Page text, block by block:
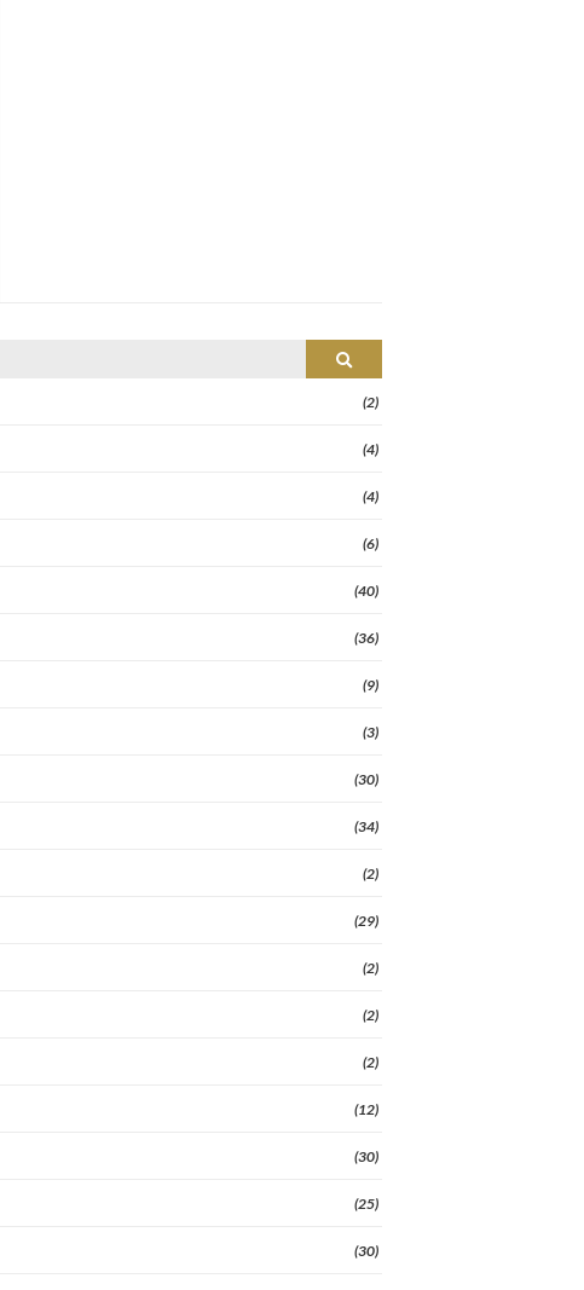
Search
(2)
(4)
(4)
(6)
(40)
(36)
(9)
(3)
(30)
(34)
(2)
(29)
(2)
(2)
(2)
(12)
(30)
(25)
(30)